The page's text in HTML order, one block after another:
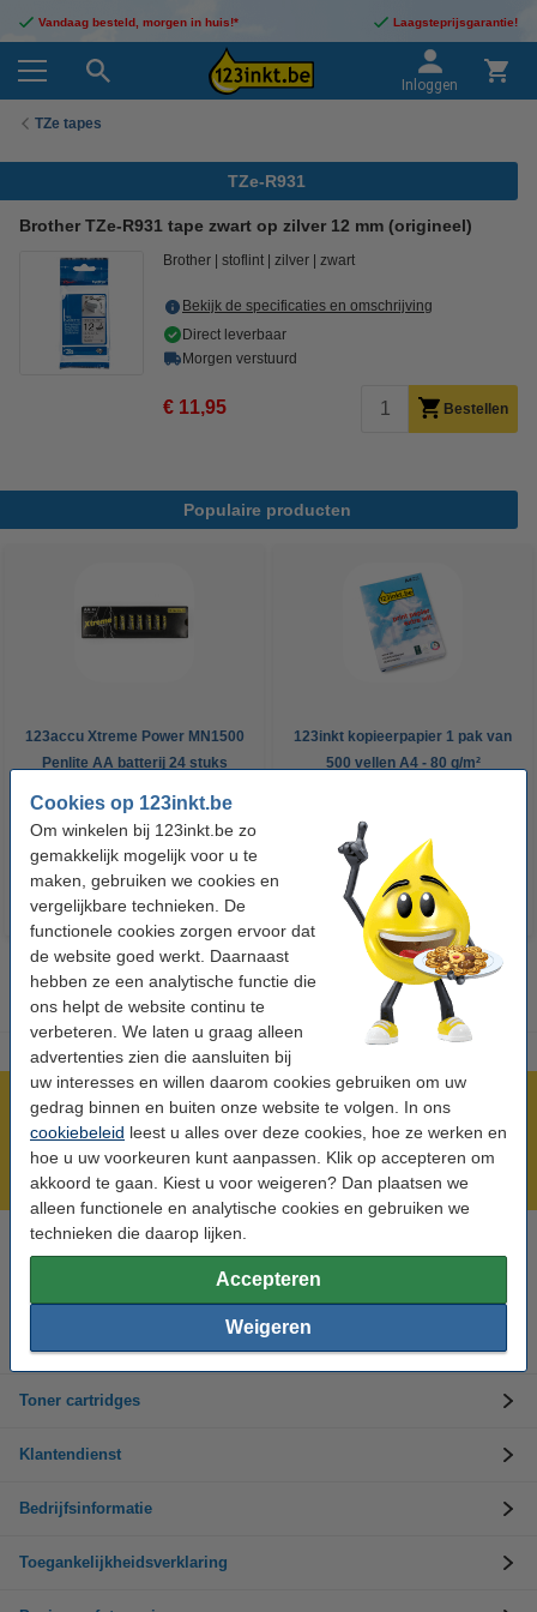
Cookies op 123inkt.be
Om winkelen bij 123inkt.be zo
gemakkelijk mogelijk voor u te
maken, gebruiken we cookies en
vergelijkbare technieken. De
functionele cookies zorgen ervoor dat
de website goed werkt. Daarnaast
hebben ze een analytische functie die
ons helpt de website continu te
verbeteren. We laten u graag alleen
advertenties zien die aansluiten bij
uw interesses en willen daarom cookies gebruiken om uw
gedrag binnen en buiten onze website te volgen. In ons
cookiebeleid leest u alles over deze cookies, hoe ze werken en
hoe u uw voorkeuren kunt aanpassen. Klik op accepteren om
akkoord te gaan. Kiest u voor weigeren? Dan plaatsen we
alleen functionele en analytische cookies en gebruiken we
technieken die daarop lijken.
Accepteren
Weigeren
Vandaag besteld, morgen in huis!* Laagsteprijsgarantie!
Inloggen
TZe tapes
TZe-R931
Brother TZe-R931 tape zwart op zilver 12 mm (origineel)
Brother stoflint zilver zwart
Bekijk de specificaties en omschrijving
Direct leverbaar
Morgen verstuurd
€ 11,95 Bestellen
Populaire producten
123accu Xtreme Power MN1500
Penlite AA batterij 24 stuks
€ 14,95 Incl. 21% btw
123inkt kopieerpapier 1 pak van
500 vellen A4 - 80 g/m²
€ 7,25
Meer dan 5 miljoen klanten!
Voor 22.00 uur besteld, morgen in huis!
Laagsteprijsgarantie!
Hulp nodig? Bel ons op +32 (0)9 39 64 123
Op werkdagen van 8.30 tot 17 uur
Inktpatronen
Toner cartridges
Klantendienst
Bedrijfsinformatie
Toegankelijkheidsverklaring